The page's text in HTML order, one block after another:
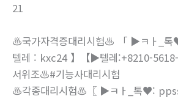
21
♨️국가자격증대리시험♨️ 「 ▶ㅋㅏ_
텔레 : kxc24 】【▶텔레:+8210-
서위조♨️#기능사대리시험
♨️각종대리시험♨️〖 ▶ㅋㅏ_톡♥: